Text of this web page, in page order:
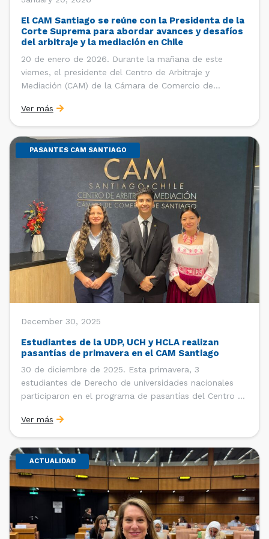
El CAM Santiago se reúne con la Presidenta de la
Corte Suprema para abordar avances y desafíos
del arbitraje y la mediación en Chile
20 de enero de 2026. Durante la mañana de este
viernes, el presidente del Centro de Arbitraje y
Mediación (CAM) de la Cámara de Comercio de
del CAM Santiago, Ximena Vial; y el gerente general de
la CCS, Carlos Soublette, sostuvieron un encuentro […]
Ver más
PASANTES CAM SANTIAGO
December 30, 2025
Estudiantes de la UDP, UCH y HCLA realizan
pasantías de primavera en el CAM Santiago
30 de diciembre de 2025. Esta primavera, 3
estudiantes de Derecho de universidades nacionales
participaron en el programa de pasantías del Centro de
de Santiago (CCS). Entre el 3 de noviembre y el 30 de
diciembre realizaron su pasantía Ingrid Ivania […]
Ver más
ACTUALIDAD